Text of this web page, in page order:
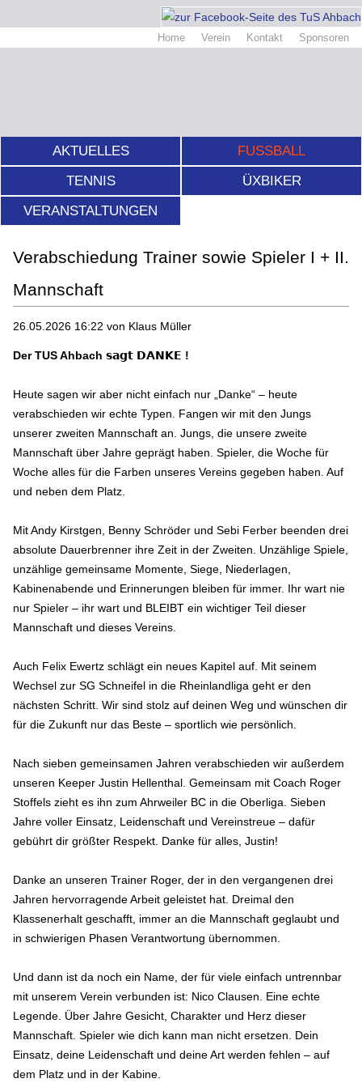
Home Verein Kontakt Sponsoren
AKTUELLES
FUSSBALL
TENNIS
ÜXBIKER
VERANSTALTUNGEN
Verabschiedung Trainer sowie Spieler I + II.
Mannschaft
26.05.2026 16:22 von Klaus Müller
Der TUS Ahbach 𝘀𝗮𝗴𝘁 𝗗𝗔𝗡𝗞𝗘 !
Heute sagen wir aber nicht einfach nur „Danke“ – heute
verabschieden wir echte Typen. Fangen wir mit den Jungs
unserer zweiten Mannschaft an. Jungs, die unsere zweite
Mannschaft über Jahre geprägt haben. Spieler, die Woche für
Woche alles für die Farben unseres Vereins gegeben haben. Auf
und neben dem Platz.
Mit Andy Kirstgen, Benny Schröder und Sebi Ferber beenden drei
absolute Dauerbrenner ihre Zeit in der Zweiten. Unzählige Spiele,
unzählige gemeinsame Momente, Siege, Niederlagen,
Kabinenabende und Erinnerungen bleiben für immer. Ihr wart nie
nur Spieler – ihr wart und BLEIBT ein wichtiger Teil dieser
Mannschaft und dieses Vereins.
Auch Felix Ewertz schlägt ein neues Kapitel auf. Mit seinem
Wechsel zur SG Schneifel in die Rheinlandliga geht er den
nächsten Schritt. Wir sind stolz auf deinen Weg und wünschen dir
für die Zukunft nur das Beste – sportlich wie persönlich.
Nach sieben gemeinsamen Jahren verabschieden wir außerdem
unseren Keeper Justin Hellenthal. Gemeinsam mit Coach Roger
Stoffels zieht es ihn zum Ahrweiler BC in die Oberliga. Sieben
Jahre voller Einsatz, Leidenschaft und Vereinstreue – dafür
gebührt dir größter Respekt. Danke für alles, Justin!
Danke an unseren Trainer Roger, der in den vergangenen drei
Jahren hervorragende Arbeit geleistet hat. Dreimal den
Klassenerhalt geschafft, immer an die Mannschaft geglaubt und
in schwierigen Phasen Verantwortung übernommen.
Und dann ist da noch ein Name, der für viele einfach untrennbar
mit unserem Verein verbunden ist: Nico Clausen. Eine echte
Legende. Über Jahre Gesicht, Charakter und Herz dieser
Mannschaft. Spieler wie dich kann man nicht ersetzen. Dein
Einsatz, deine Leidenschaft und deine Art werden fehlen – auf
dem Platz und in der Kabine.